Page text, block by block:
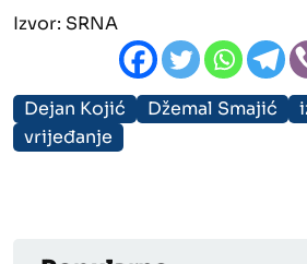
Izvor: SRNA
Dejan Kojić Džemal Smajić
vrijeđanje